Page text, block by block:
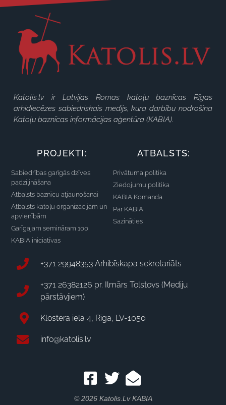
Katolis.lv ir Latvijas Romas katoļu baznīcas Rīgas
arhidiecēzes sabiedriskais medijs, kura darbību nodrošina
Katoļu baznīcas informācijas aģentūra (KABIA).
PROJEKTI:
Sabiedrības garīgās dzīves
padziļināšana
Atbalsts baznīcu atjaunošanai
Atbalsts katoļu organizācijām un
apvienībām
Garīgajam semināram 100
KABIA iniciatīvas
ATBALSTS:
Privātuma politika
Ziedojumu politika
KABIA Komanda
Par KABIA
Sazināties
+371 29948353 Arhibīskapa sekretariāts
+371 26382126 pr. Ilmārs Tolstovs (Mediju
pārstāvjiem)
Klostera iela 4, Rīga, LV-1050
info@katolis.lv
© 2026 Katolis.lv KABIA